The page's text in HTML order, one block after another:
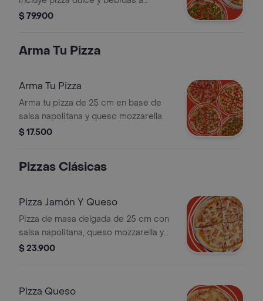
elección.
$ 79.900
Arma Tu Pizza
Arma Tu Pizza
Arma tu pizza de 25 cm en base de
salsa napolitana y queso mozzarella.
$ 17.500
Pizzas Clásicas
Pizza Jamón Y Queso
Pizza de masa delgada de 25 cm con
salsa napolitana, queso mozzarella y
jamón de cerdo.
$ 23.900
Pizza Queso